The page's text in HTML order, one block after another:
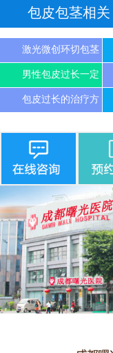
包皮包茎相关
激光微创环切包茎
男性包皮过长一定
包皮过长的治疗方